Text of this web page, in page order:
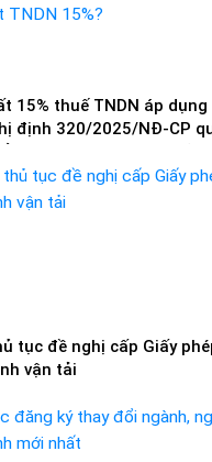
15% thuế TNDN áp dụng
định 320/2025/NĐ-CP
TNDN 15%?
tục đề nghị cấp Giấy
vận tải